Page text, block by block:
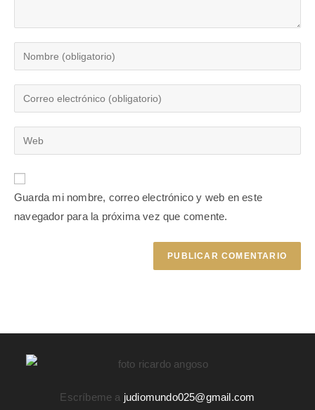
Guarda mi nombre, correo electrónico y web en este
navegador para la próxima vez que comente.
Escríbeme a judiomundo025@gmail.com